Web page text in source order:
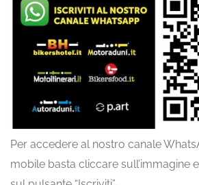
Per accedere al nostro canale
mobile basta cliccare sull’immagine